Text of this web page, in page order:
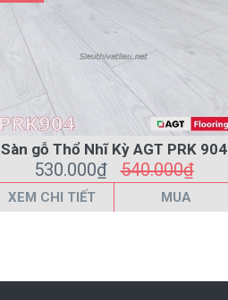
Sàn gỗ Thổ Nhĩ Kỳ AGT PRK 904
530.000₫540.000₫
XEM CHI TIẾT MUA